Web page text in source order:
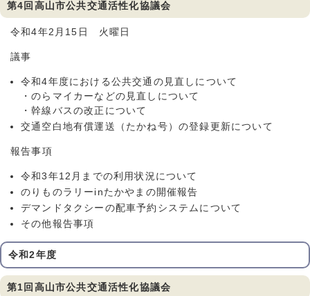
第4回高山市公共交通活性化協議会
令和4年2月15日 火曜日
議事
令和4年度における公共交通の見直しについて
・のらマイカーなどの見直しについて
・幹線バスの改正について
交通空白地有償運送（たかね号）の登録更新について
報告事項
令和3年12月までの利用状況について
のりものラリーinたかやまの開催報告
デマンドタクシーの配車予約システムについて
その他報告事項
令和2年度
第1回高山市公共交通活性化協議会